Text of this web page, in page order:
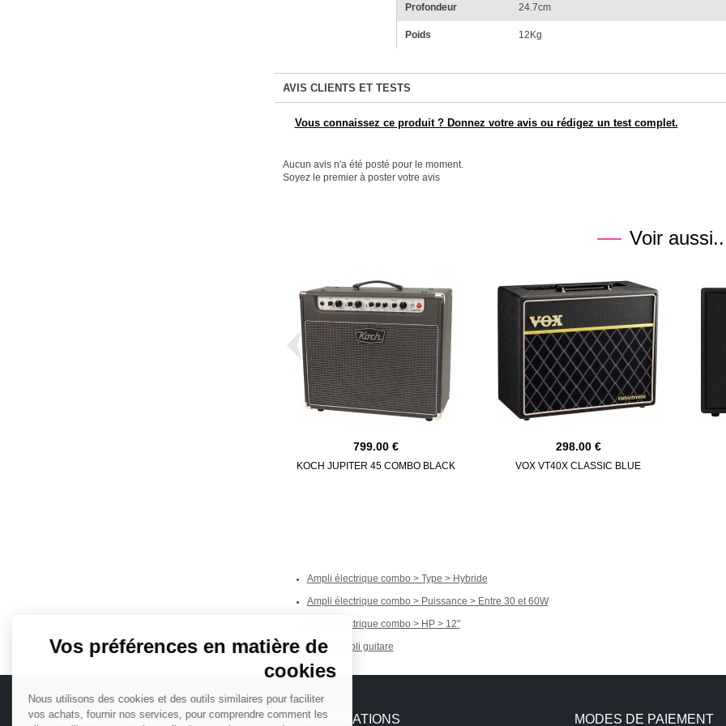
Vos préférences en matière de
cookies
Nous utilisons des cookies et des outils similaires pour faciliter
vos achats, fournir nos services, pour comprendre comment les
Profondeur 24.7cm
Poids 12Kg
AVIS CLIENTS ET TESTS
Vous connaissez ce produit ? Donnez votre avis ou rédigez un test complet.
Aucun avis n'a été posté pour le moment.
Soyez le premier à poster votre avis
Voir
799.00
KOCH JUPITER 45 COMBO BLACK
298.00
VOX VT40X CLASSIC BLUE
Ampli électrique combo > Type > Hybride
Ampli électrique combo > Puissance > Entre 30 et 60W
Ampli électrique combo > HP > 12"
Tags : Ampli guitare
MICHENAUD.COM INFORMATIONS MODES DE PAIEMENT